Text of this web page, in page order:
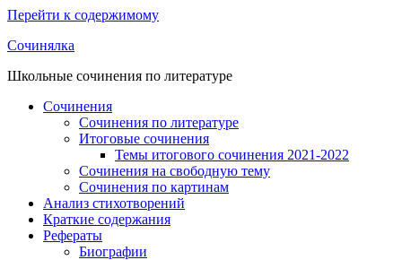
Перейти к содержимому
Сочинялка
Школьные сочинения по литературе
Сочинения
Сочинения по литературе
Итоговые сочинения
Темы итогового сочинения 2021-2022
Сочинения на свободную тему
Сочинения по картинам
Анализ стихотворений
Краткие содержания
Рефераты
Биографии